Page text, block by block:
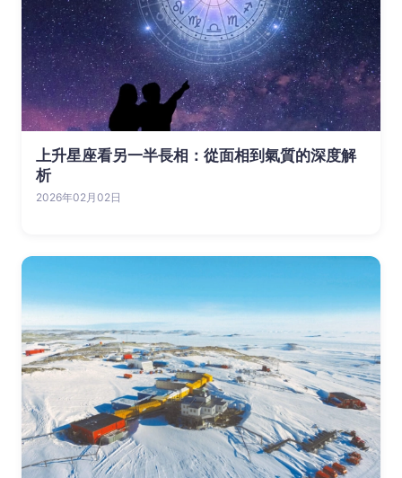
上升星座看另一半長相：從面相到氣質的深度解
析
2026年02月02日